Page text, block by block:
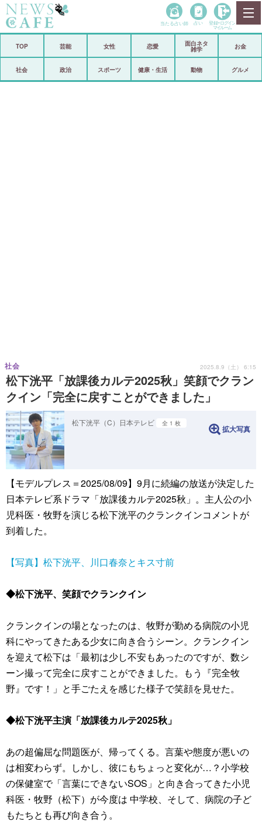
政治
当たる占い師 占い 登録• ログイン
マイルーム
TOP 芸能 女性 恋愛
面白ネタ
雑学
お金
社会 政治 スポーツ 健康・生活 動物 グルメ
松下洸平「放課後カルテ2025秋」笑顔でクラン
クイン「完全に戻すことができました」
社会 2025.8.9（土） 6:15
松下洸平（C）日本テレビ 全 1 枚
拡大写真
【モデルプレス＝2025/08/09】9月に続編の放送が決定した
日本テレビ系ドラマ「放課後カルテ2025秋」。主人公の小
児科医・牧野を演じる松下洸平のクランクインコメントが
到着した。
【写真】松下洸平、川口春奈とキス寸前
◆松下洸平、笑顔でクランクイン
クランクインの場となったのは、牧野が勤める病院の小児
科にやってきたある少女に向き合うシーン。クランクイン
を迎えて松下は「最初は少し不安もあったのですが、数シ
ーン撮って完全に戻すことができました。もう『完全牧
野』です！」と手ごたえを感じた様子で笑顔を見せた。
◆松下洸平主演「放課後カルテ2025秋」
あの超偏屈な問題医が、帰ってくる。言葉や態度が悪いの
は相変わらず。しかし、彼にもちょっと変化が…？小学校
の保健室で「言葉にできないSOS」と向き合ってきた小児
科医・牧野（松下）が今度は 中学校、そして、病院の子ど
もたちとも再び向き合う。